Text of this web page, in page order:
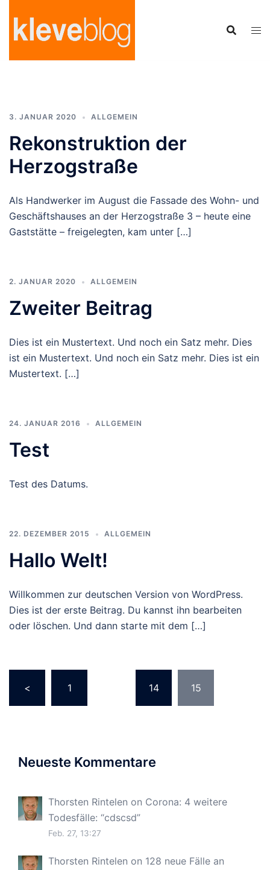
Inhalt
springen
3. JANUAR 2020 ALLGEMEIN
Rekonstruktion der
Herzogstraße
Als Handwerker im August die Fassade des Wohn- und
Geschäftshauses an der Herzogstraße 3 – heute eine
Gaststätte – freigelegten, kam unter […]
2. JANUAR 2020 ALLGEMEIN
Zweiter Beitrag
Dies ist ein Mustertext. Und noch ein Satz mehr. Dies
ist ein Mustertext. Und noch ein Satz mehr. Dies ist ein
Mustertext. […]
24. JANUAR 2016 ALLGEMEIN
Test
Test des Datums.
22. DEZEMBER 2015 ALLGEMEIN
Hallo Welt!
Willkommen zur deutschen Version von WordPress.
Dies ist der erste Beitrag. Du kannst ihn bearbeiten
oder löschen. Und dann starte mit dem […]
der
Beiträge
< 1 14 15
Neueste Kommentare
Thorsten Rintelen on Corona: 4 weitere
Todesfälle: “cdscsd”
Feb. 27, 13:27
Thorsten Rintelen on 128 neue Fälle an